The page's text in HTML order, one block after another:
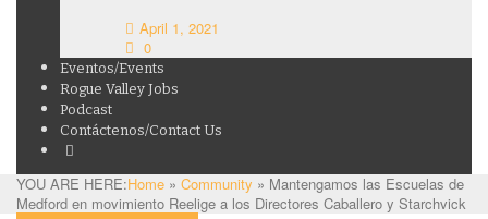
April 1, 2021
0
Eventos/Events
Rogue Valley Jobs
Podcast
Contáctenos/Contact Us
YOU ARE HERE:Home » Community » Mantengamos las Escuelas de
Medford en movimiento Reelige a los Directores Caballero y Starchvick